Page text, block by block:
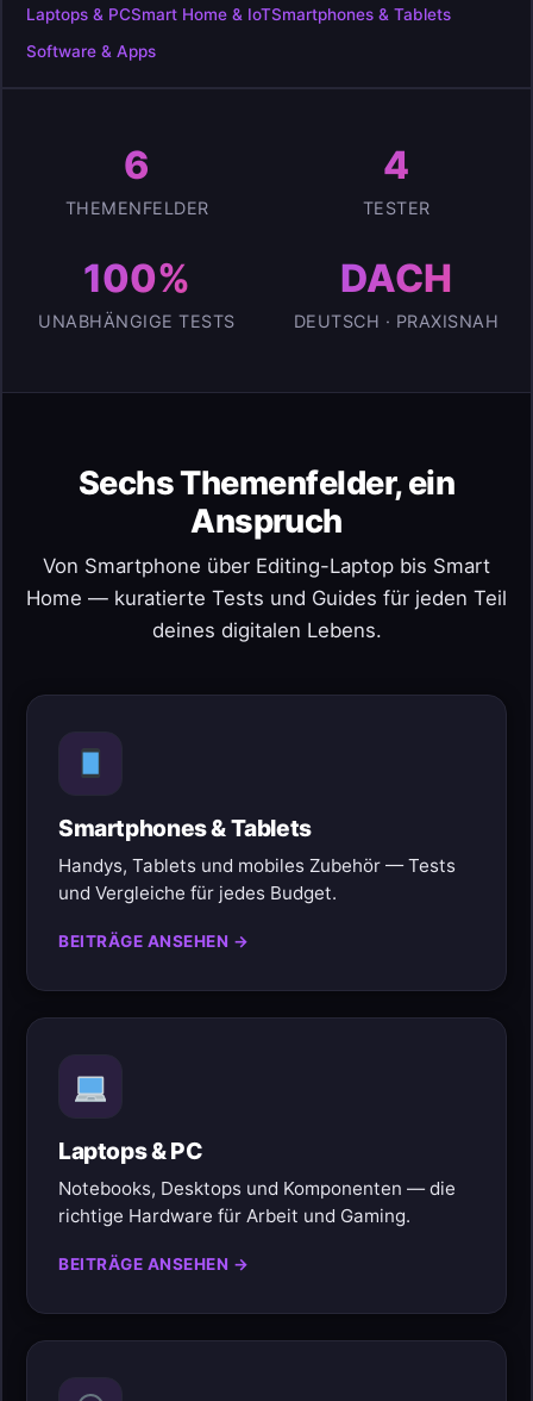
Laptops & PCSmart Home & IoTSmartphones & Tablets
Software & Apps
6
THEMENFELDER
4
TESTER
100%
UNABHÄNGIGE TESTS
DACH
DEUTSCH · PRAXISNAH
Sechs Themenfelder, ein
Anspruch
Von Smartphone über Editing-Laptop bis Smart
Home — kuratierte Tests und Guides für jeden Teil
deines digitalen Lebens.
Smartphones & Tablets
Handys, Tablets und mobiles Zubehör — Tests
und Vergleiche für jedes Budget.
BEITRÄGE ANSEHEN →
Laptops & PC
Notebooks, Desktops und Komponenten — die
richtige Hardware für Arbeit und Gaming.
BEITRÄGE ANSEHEN →